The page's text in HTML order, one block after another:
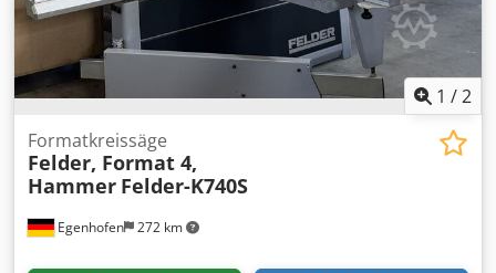
1 /2
Egenhofen 272 km
Formatkreissäge
Felder, Format 4,
Hammer Felder-K740S